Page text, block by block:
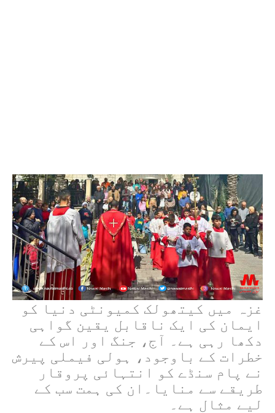
غزہ میں کیتھولک کمیونٹی دنیا کو
ایمان کی ایک ناقابل یقین گواہی
دکھا رہی ہے۔ آج، جنگ اور اس کے
خطرات کے باوجود، ہولی فیملی پیرش
نے پام سنڈے کو انتہائی پروقار
طریقے سے منایا۔ ان کی ہمت سب کے
لیے مثال ہے۔